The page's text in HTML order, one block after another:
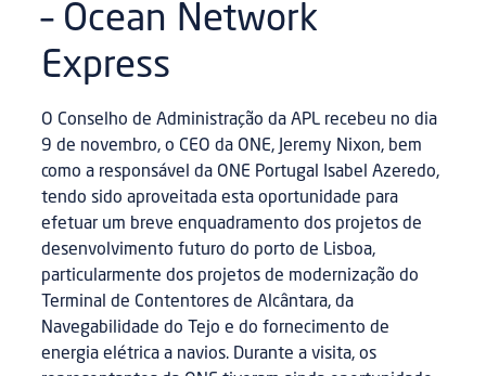
– Ocean Network
Express
O Conselho de Administração da APL recebeu no dia
9 de novembro, o CEO da ONE, Jeremy Nixon, bem
como a responsável da ONE Portugal Isabel Azeredo,
tendo sido aproveitada esta oportunidade para
efetuar um breve enquadramento dos projetos de
desenvolvimento futuro do porto de Lisboa,
particularmente dos projetos de modernização do
Terminal de Contentores de Alcântara, da
Navegabilidade do Tejo e do fornecimento de
energia elétrica a navios. Durante a visita, os